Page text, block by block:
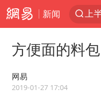
新闻
王
方便面的料
网易
2019-01-27 17:04